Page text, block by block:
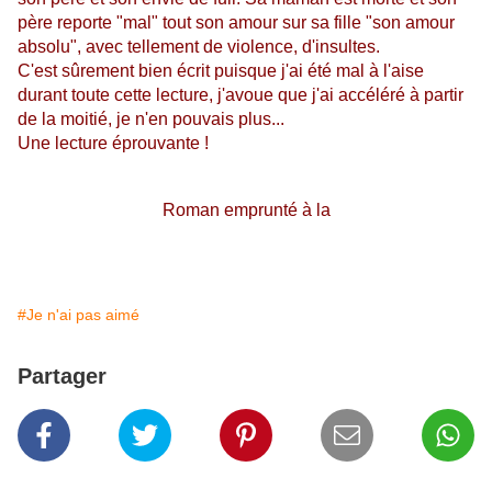
père reporte "mal" tout son amour sur sa fille "son amour
absolu", avec tellement de violence, d'insultes.
C'est sûrement bien écrit puisque j'ai été mal à l'aise
durant toute cette lecture, j'avoue que j'ai accéléré à partir
de la moitié, je n'en pouvais plus...
Une lecture éprouvante !
Roman emprunté à la
#Je n'ai pas aimé
Partager